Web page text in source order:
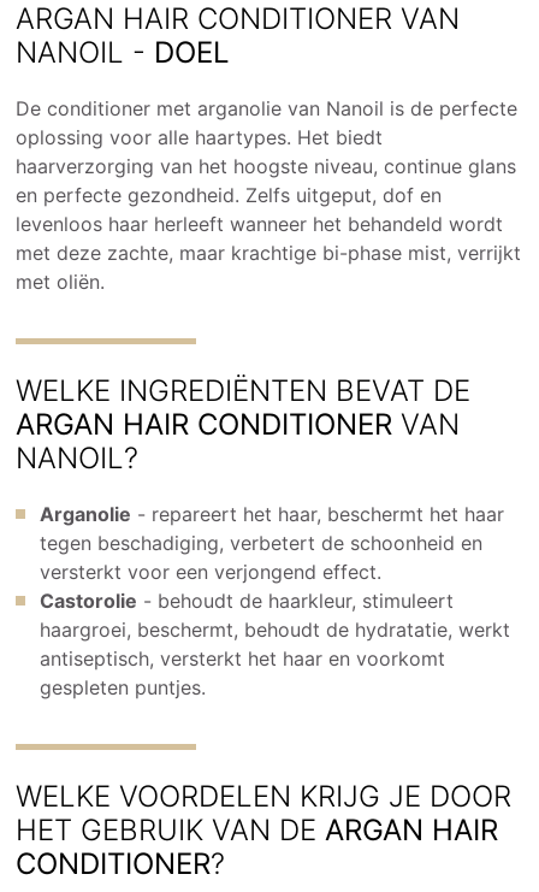
ARGAN HAIR CONDITIONER VAN
NANOIL - DOEL
De conditioner met arganolie van Nanoil is de perfecte
oplossing voor alle haartypes. Het biedt
haarverzorging van het hoogste niveau, continue glans
en perfecte gezondheid. Zelfs uitgeput, dof en
levenloos haar herleeft wanneer het behandeld wordt
met deze zachte, maar krachtige bi-phase mist, verrijkt
met oliën.
WELKE INGREDIËNTEN BEVAT DE
ARGAN HAIR CONDITIONER VAN
NANOIL?
Arganolie - repareert het haar, beschermt het haar
tegen beschadiging, verbetert de schoonheid en
versterkt voor een verjongend effect.
Castorolie - behoudt de haarkleur, stimuleert
haargroei, beschermt, behoudt de hydratatie, werkt
antiseptisch, versterkt het haar en voorkomt
gespleten puntjes.
WELKE VOORDELEN KRIJG JE DOOR
HET GEBRUIK VAN DEARGAN HAIR
CONDITIONER?